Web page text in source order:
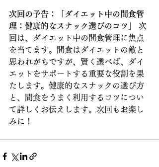
次回の予告：「ダイエット中の間食管
理：健康的なスナック選びのコツ」
次
回は、ダイエット中の間食管理に焦点
を当てます。間食はダイエットの敵と
思われがちですが、賢く選べば、ダイ
エットをサポートする重要な役割を果
たします。健康的なスナックの選び方
と、間食をうまく利用するコツについ
て詳しくお伝えします。次回もお楽し
みに！